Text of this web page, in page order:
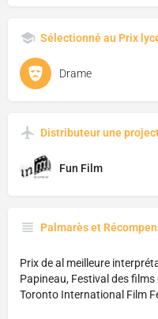
Sélectionné au Prix
Drame
Distributeur une
Fun Film
Palmarès et
Prix de al meilleure
Papineau, Festival des
Toronto International Film